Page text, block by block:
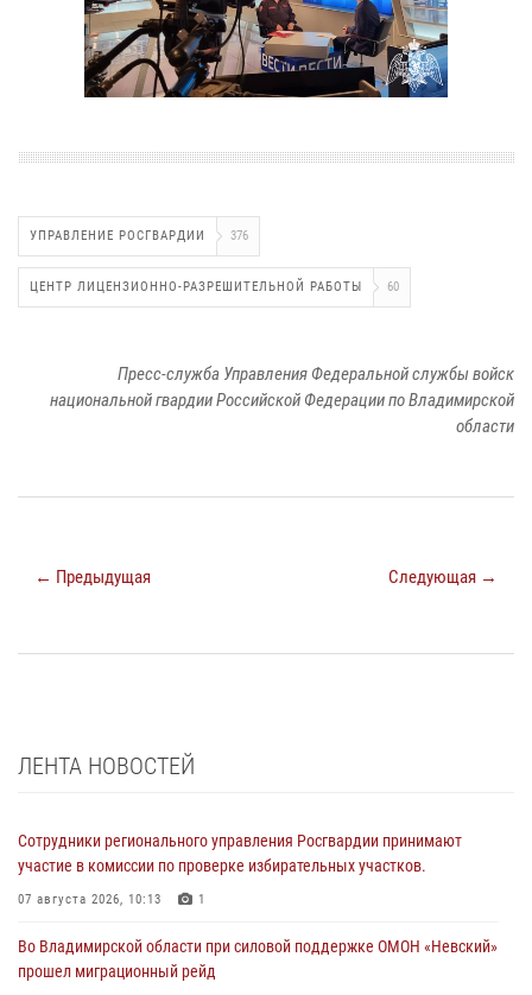
УПРАВЛЕНИЕ РОСГВАРДИИ 376
ЦЕНТР ЛИЦЕНЗИОННО-РАЗРЕШИТЕЛЬНОЙ РАБОТЫ 60
Пресс-служба Управления Федеральной службы войск
национальной гвардии Российской Федерации по Владимирской
области
← Предыдущая Следующая →
ЛЕНТА НОВОСТЕЙ
Сотрудники регионального управления Росгвардии принимают
участие в комиссии по проверке избирательных участков.
07 августа 2026, 10:13 1
Во Владимирской области при силовой поддержке ОМОН «Невский»
прошел миграционный рейд